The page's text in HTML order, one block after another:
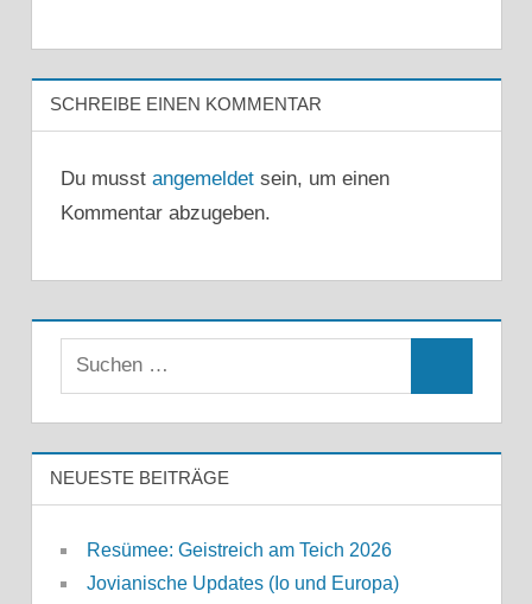
SCHREIBE EINEN KOMMENTAR
Du musst angemeldetsein, um einen
Kommentar abzugeben.
Suchen
NEUESTE BEITRÄGE
Resümee: Geistreich am Teich 2026
Jovianische Updates (Io und Europa)